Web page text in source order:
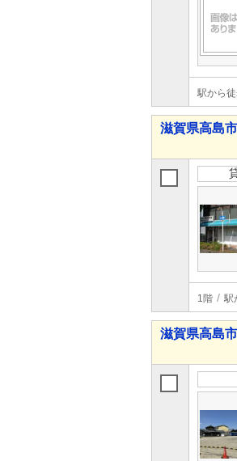
駅から
滋賀県高島
1階 駅
滋賀県高島